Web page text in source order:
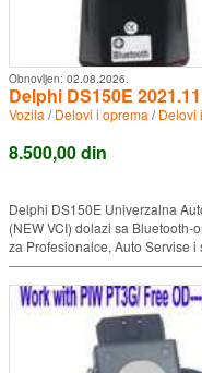
Obnovljen: 02.08.2026.
Delphi DS150E
Vozila /Delovi i oprema /Delovi
8.500,00 din
Delphi DS150E Univerzalna
(NEW VCI) dolazi sa
za Profesionalce, Auto Servise i